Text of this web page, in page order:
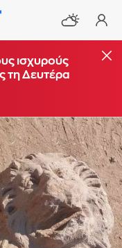
ισχυρούς
τη Δευτέρα